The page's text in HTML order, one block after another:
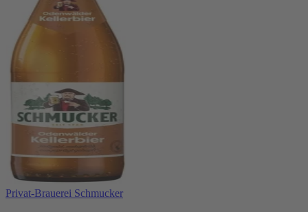
Privat-Brauerei Schmucker